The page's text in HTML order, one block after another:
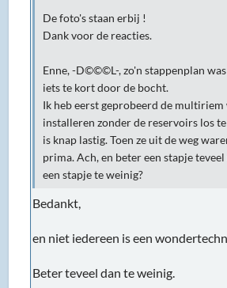
De foto's staan erbij !
Dank voor de reacties.
Enne, -D©©©L-, zo'n stappenplan
iets te kort door de bocht.
Ik heb eerst geprobeerd de multiriem
installeren zonder de reservoirs los
is knap lastig. Toen ze uit de weg
prima. Ach, en beter een stapje
een stapje te weinig?
Bedankt,
en niet iedereen is een
Beter teveel dan te weinig.